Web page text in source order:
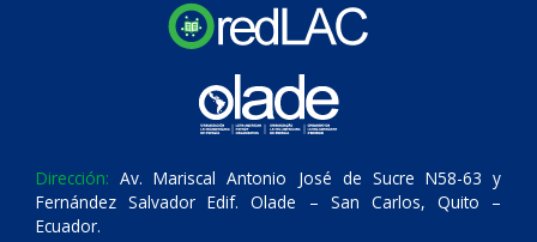
Dirección: Av. Mariscal Antonio José de Sucre N58-63 y
Fernández Salvador Edif. Olade – San Carlos, Quito –
Ecuador.